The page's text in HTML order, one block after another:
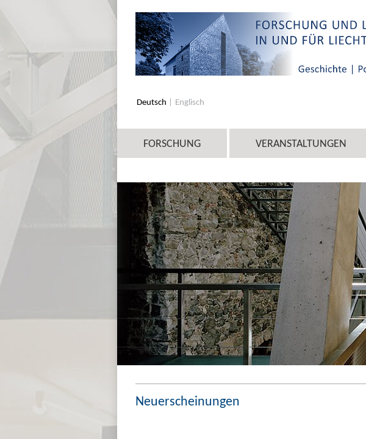
Deutsch Englisch
FORSCHUNG VERANSTALTUNGEN
Neuerscheinungen